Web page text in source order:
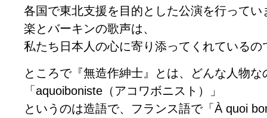
各国で東北支援を目的とした公演を行って
楽とバーキンの歌声は、
私たち日本人の心に寄り添ってくれているの
ところで『無造作紳士』とは、どんな人物な
「aquoiboniste（アコワボニスト）」
というのは造語で、フランス語で「À quoi